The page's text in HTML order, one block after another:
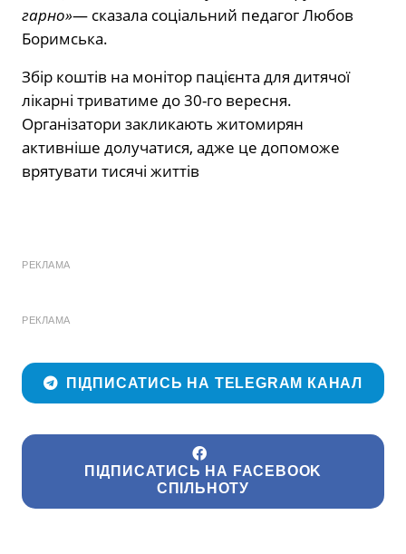
гарно»— сказала соціальний педагог Любов
Боримська.
Збір коштів на монітор пацієнта для дитячої
лікарні триватиме до 30-го вересня.
Організатори закликають житомирян
активніше долучатися, адже це допоможе
врятувати тисячі життів
РЕКЛАМА
РЕКЛАМА
ПІДПИСАТИСЬ НА TELEGRAM КАНАЛ
ПІДПИСАТИСЬ НА FACEBOOK
СПІЛЬНОТУ